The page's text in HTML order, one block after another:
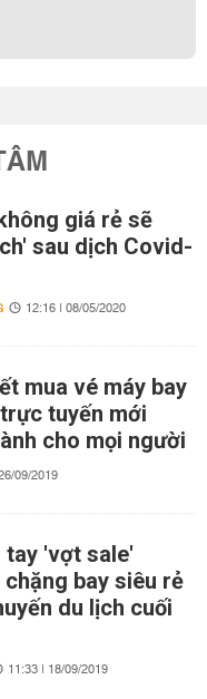
giá rẻ sẽ
sau dịch Covid-
12:16 | 08/05/2020
mua vé máy bay
tuyến mới
cho mọi người
09/2019
tay 'vợt sale'
chặng bay siêu rẻ
du lịch cuối
11:33 | 18/09/2019